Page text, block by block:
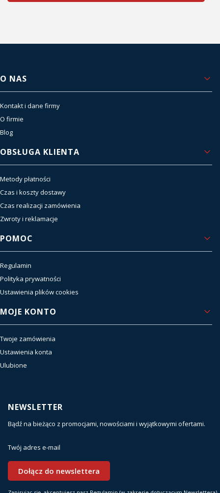
Linki w stopce
O NAS
Kontakt i dane firmy
O firmie
Blog
OBSŁUGA KLIENTA
Metody płatności
Czas i koszty dostawy
Czas realizacji zamówienia
Zwroty i reklamacje
POMOC
Regulamin
Polityka prywatności
Ustawienia plików cookies
MOJE KONTO
Twoje zamówienia
Ustawienia konta
Ulubione
NEWSLETTER
Bądź na bieżąco z promocjami, nowościami i wyjątkowymi ofertami.
Twój adres e-mail
Dołącz do newslettera